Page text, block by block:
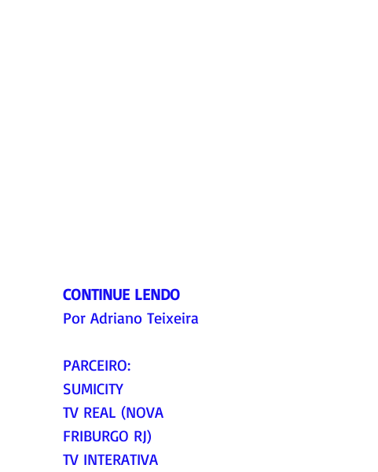
CONTINUE LENDO
Por Adriano Teixeira
PARCEIRO:
SUMICITY
TV REAL (NOVA
FRIBURGO RJ)
TV INTERATIVA